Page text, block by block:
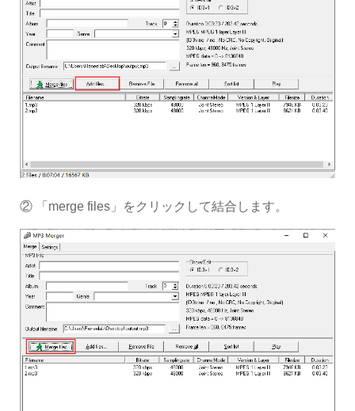
② 「merge files」をクリックして結合します。